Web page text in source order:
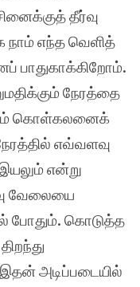
தீர்வு
நாம் எந்த வெளித்
பாதுகாக்கிறோம்.
நேரத்தை
கொள்கலனைக்
எவ்வளவு
என்று
வேலையை
போதும். கொடுத்த
அடிப்படையில்